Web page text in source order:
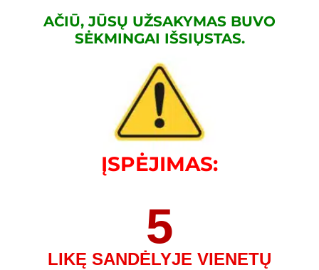
AČIŪ, JŪSŲ UŽSAKYMAS BUVO
SĖKMINGAI IŠSIŲSTAS.
ĮSPĖJIMAS:
LIKĘ SANDĖLYJE VIENETŲ
5